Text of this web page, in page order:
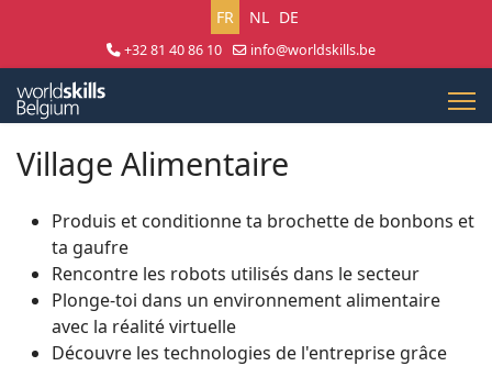
Sélectionnez votre langue
FR NL DE
+32 81 40 86 10
info@worldskills.be
Village Alimentaire
Produis et conditionne ta brochette de bonbons et
ta gaufre
Rencontre les robots utilisés dans le secteur
Plonge-toi dans un environnement alimentaire
avec la réalité virtuelle
Découvre les technologies de l'entreprise grâce